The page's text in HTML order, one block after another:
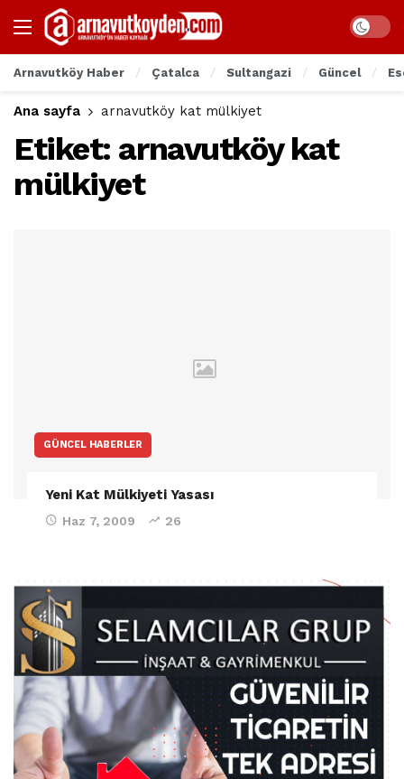
Arnavutköy Haber Çatalca Sultangazi Güncel
Ana sayfa arnavutköy kat mülkiyet
Etiket: arnavutköy kat
mülkiyet
GÜNCEL HABERLER
Yeni Kat Mülkiyeti Yasası
Haz 7, 2009 26